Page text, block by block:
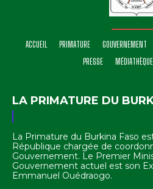
ACCUEIL PRIMATURE GOUVERNEMENT
PRESSE
MÉDIATHÈQUE
LA PRIMATURE DU
La Primature du Burkina Faso
République chargée de
Gouvernement. Le Premier
Gouvernement actuel est son
Emmanuel Ouédraogo.